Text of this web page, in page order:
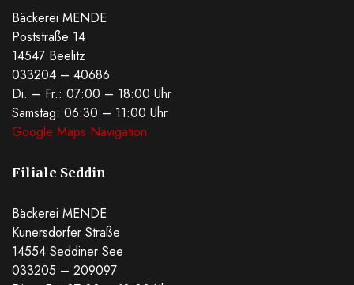
Bäckerei MENDE
Poststraße 14
14547 Beelitz
033204 – 40686
Di. – Fr.: 07:00 – 18:00 Uhr
Samstag: 06:30 – 11:00 Uhr
Google Maps Navigation
Filiale Seddin
Bäckerei MENDE
Kunersdorfer Straße
14554 Seddiner See
033205 – 209097